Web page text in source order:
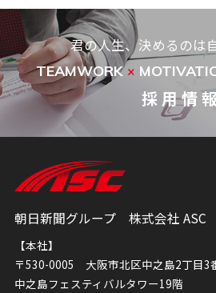
君の人生、決めるのは
TEAMWORK×
採 用 情
朝日新聞グループ 株式会社 ASC
【本社】
〒530-0005 大阪市北区中之島2丁目3
中之島フェスティバルタワー19階